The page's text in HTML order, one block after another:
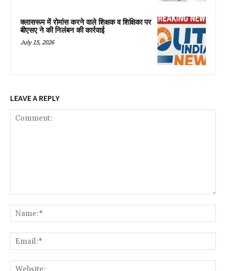
क्लासरूम में रोमांस करने वाले शिक्षक व शिक्षिका पर
बीएसए ने की निलंबन की कार्रवाई
July 15, 2026
LEAVE A REPLY